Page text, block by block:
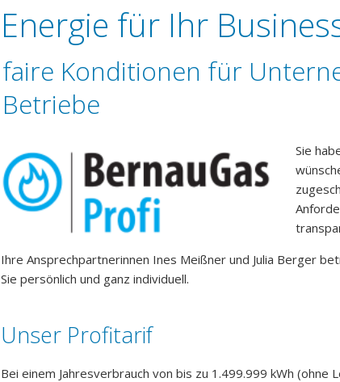
Energie für Ihr
faire Konditionen für
Betriebe
Sie
Ihre Ansprechpartnerinnen Ines Meißner und Julia Berger
Sie persönlich und ganz individuell.
Unser Profitarif
Bei einem Jahresverbrauch von bis zu 1.499.999 kWh